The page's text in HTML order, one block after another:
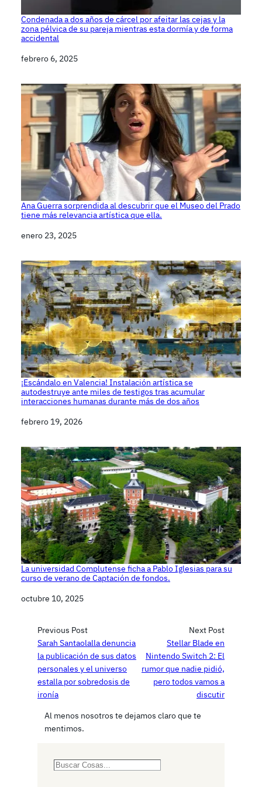
Condenada a dos años de cárcel por afeitar las cejas y la
zona pélvica de su pareja mientras esta dormía y de forma
accidental
Fecha
febrero 6, 2025
Ana Guerra sorprendida al descubrir que el Museo del Prado
tiene más relevancia artística que ella.
Fecha
enero 23, 2025
¡Escándalo en Valencia! Instalación artística se
autodestruye ante miles de testigos tras acumular
interacciones humanas durante más de dos años
Fecha
febrero 19, 2026
La universidad Complutense ficha a Pablo Iglesias para su
curso de verano de Captación de fondos.
Fecha
octubre 10, 2025
Previous Post
Sarah Santaolalla denuncia
la publicación de sus datos
personales y el universo
estalla por sobredosis de
ironía
Next Post
Stellar Blade en
Nintendo Switch 2: El
rumor que nadie pidió,
pero todos vamos a
discutir
Al menos nosotros te dejamos claro que te
mentimos.
S